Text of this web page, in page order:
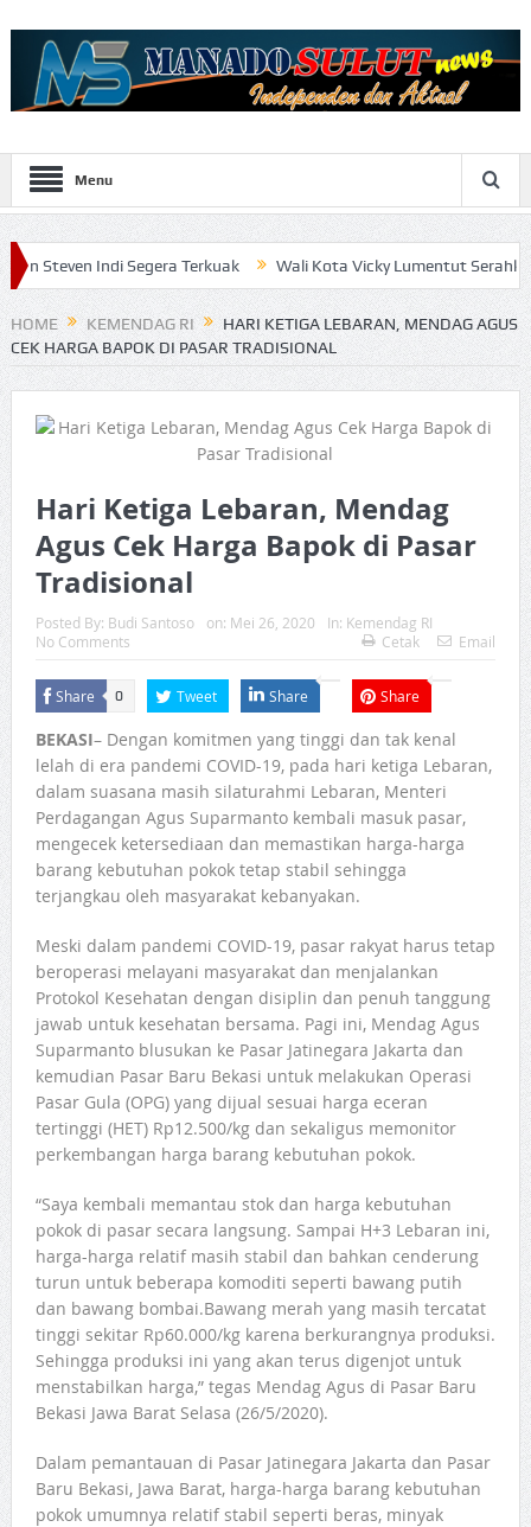
Menu
Segera Terkuak Wali Kota Vicky Lumentut Serahkan LKPD 2019
HOME KEMENDAG RI
HARI KETIGA LEBARAN, MENDAG AGUS
CEK HARGA BAPOK DI PASAR TRADISIONAL
Hari Ketiga Lebaran, Mendag
Agus Cek Harga Bapok di Pasar
Tradisional
Posted By: Budi Santoso on: Mei 26, 2020 In: Kemendag RI
No Comments
Cetak Email
Share 0 Tweet Share Share
BEKASI– Dengan komitmen yang tinggi dan tak kenal
lelah di era pandemi COVID-19, pada hari ketiga Lebaran,
dalam suasana masih silaturahmi Lebaran, Menteri
Perdagangan Agus Suparmanto kembali masuk pasar,
mengecek ketersediaan dan memastikan harga-harga
barang kebutuhan pokok tetap stabil sehingga
terjangkau oleh masyarakat kebanyakan.
Meski dalam pandemi COVID-19, pasar rakyat harus tetap
beroperasi melayani masyarakat dan menjalankan
Protokol Kesehatan dengan disiplin dan penuh tanggung
jawab untuk kesehatan bersama. Pagi ini, Mendag Agus
Suparmanto blusukan ke Pasar Jatinegara Jakarta dan
kemudian Pasar Baru Bekasi untuk melakukan Operasi
Pasar Gula (OPG) yang dijual sesuai harga eceran
tertinggi (HET) Rp12.500/kg dan sekaligus memonitor
perkembangan harga barang kebutuhan pokok.
“Saya kembali memantau stok dan harga kebutuhan
pokok di pasar secara langsung. Sampai H+3 Lebaran ini,
harga-harga relatif masih stabil dan bahkan cenderung
turun untuk beberapa komoditi seperti bawang putih
dan bawang bombai.Bawang merah yang masih tercatat
tinggi sekitar Rp60.000/kg karena berkurangnya produksi.
Sehingga produksi ini yang akan terus digenjot untuk
menstabilkan harga,” tegas Mendag Agus di Pasar Baru
Bekasi Jawa Barat Selasa (26/5/2020).
Dalam pemantauan di Pasar Jatinegara Jakarta dan Pasar
Baru Bekasi, Jawa Barat, harga-harga barang kebutuhan
pokok umumnya relatif stabil seperti beras, minyak